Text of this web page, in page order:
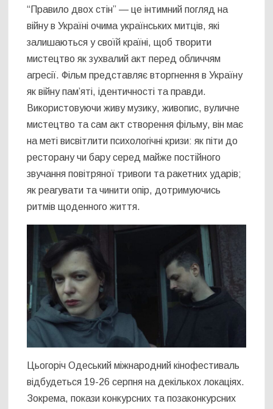
“Правило двох стін” — це інтимний погляд на
війну в Україні очима українських митців, які
залишаються у своїй країні, щоб творити
мистецтво як зухвалий акт перед обличчям
агресії. Фільм представляє вторгнення в Україну
як війну пам’яті, ідентичності та правди.
Використовуючи живу музику, живопис, вуличне
мистецтво та сам акт створення фільму, він має
на меті висвітлити психологічні кризи: як піти до
ресторану чи бару серед майже постійного
звучання повітряної тривоги та ракетних ударів;
як реагувати та чинити опір, дотримуючись
ритмів щоденного життя.
Цьогоріч Одеський міжнародний кінофестиваль
відбудеться 19-26 серпня на декількох локаціях.
Зокрема, покази конкурсних та позаконкурсних